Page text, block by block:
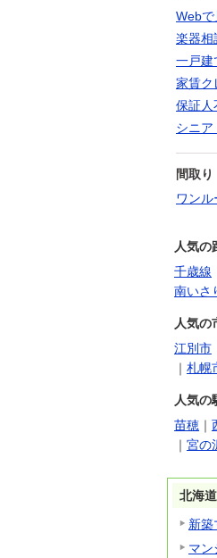
Web
楽器相
一戸建
家賃ク
保証人
シニア
間取り
ワンル
人気の
千歳線
南いさ
人気の
江別市
｜ 札幌
人気の
苗穂 ｜
｜ 宮の
北海
新築
マン